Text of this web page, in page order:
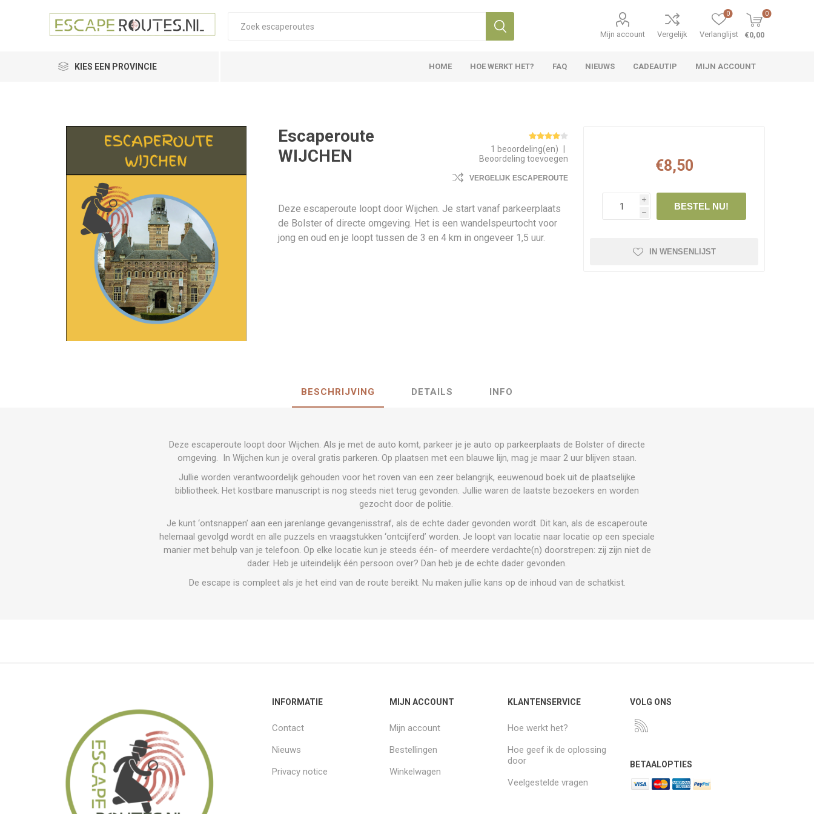
Mijn account Vergelijk Verlanglijst
0 0
€0,00
KIES EEN PROVINCIE HOME HOE WERKT HET? FAQ NIEUWS CADEAUTIP MIJN ACCOUNT
Escaperoute
WIJCHEN
1 beoordeling(en)
Beoordeling toevoegen
VERGELIJK ESCAPEROUTE
Deze escaperoute loopt door Wijchen. Je start vanaf parkeerplaats
de Bolster of directe omgeving. Het is een wandelspeurtocht voor
jong en oud en je loopt tussen de 3 en 4 km in ongeveer 1,5 uur.
€8,50
i
h
BESTEL NU!
IN WENSENLIJST
BESCHRIJVING DETAILS INFO
Deze escaperoute loopt door Wijchen. Als je met de auto komt, parkeer je je auto op parkeerplaats de Bolster of directe
omgeving. In Wijchen kun je overal gratis parkeren. Op plaatsen met een blauwe lijn, mag je maar 2 uur blijven staan.
Jullie worden verantwoordelijk gehouden voor het roven van een zeer belangrijk, eeuwenoud boek uit de plaatselijke
bibliotheek. Het kostbare manuscript is nog steeds niet terug gevonden. Jullie waren de laatste bezoekers en worden
gezocht door de politie.
Je kunt ‘ontsnappen’ aan een jarenlange gevangenisstraf, als de echte dader gevonden wordt. Dit kan, als de escaperoute
helemaal gevolgd wordt en alle puzzels en vraagstukken ‘ontcijferd’ worden. Je loopt van locatie naar locatie op een speciale
manier met behulp van je telefoon. Op elke locatie kun je steeds één- of meerdere verdachte(n) doorstrepen: zij zijn niet de
dader. Heb je uiteindelijk één persoon over? Dan heb je de echte dader gevonden.
De escape is compleet als je het eind van de route bereikt. Nu maken jullie kans op de inhoud van de schatkist.
INFORMATIE
Contact
Nieuws
Privacy notice
MIJN ACCOUNT
Mijn account
Bestellingen
Winkelwagen
KLANTENSERVICE
Hoe werkt het?
Hoe geef ik de oplossing
door
Veelgestelde vragen
VOLG ONS
BETAALOPTIES